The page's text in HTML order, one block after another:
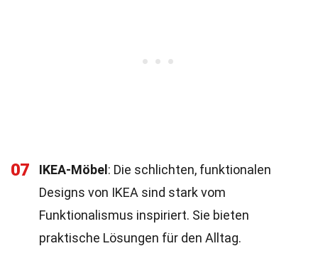
07 IKEA-Möbel : Die schlichten, funktionalen
Designs von IKEA sind stark vom
Funktionalismus inspiriert. Sie bieten
praktische Lösungen für den Alltag.